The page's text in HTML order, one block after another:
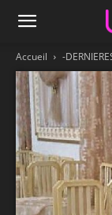
Accueil -